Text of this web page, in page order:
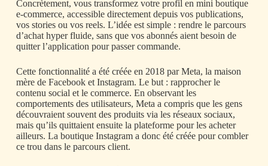
Concrètement, vous transformez votre profil en mini boutique
e-commerce, accessible directement depuis vos publications,
vos stories ou vos reels. L’idée est simple : rendre le parcours
d’achat hyper fluide, sans que vos abonnés aient besoin de
quitter l’application pour passer commande.
Cette fonctionnalité a été créée en 2018 par Meta, la maison
mère de Facebook et Instagram. Le but : rapprocher le
contenu social et le commerce. En observant les
comportements des utilisateurs, Meta a compris que les gens
découvraient souvent des produits via les réseaux sociaux,
mais qu’ils quittaient ensuite la plateforme pour les acheter
ailleurs. La boutique Instagram a donc été créée pour combler
ce trou dans le parcours client.